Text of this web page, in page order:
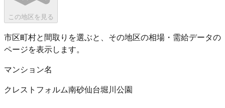
この地区を見る
市区町村と間取りを選ぶと、その地区の相場・需給データの
ページを表示します。
マンション名
クレストフォルム南砂仙台堀川公園